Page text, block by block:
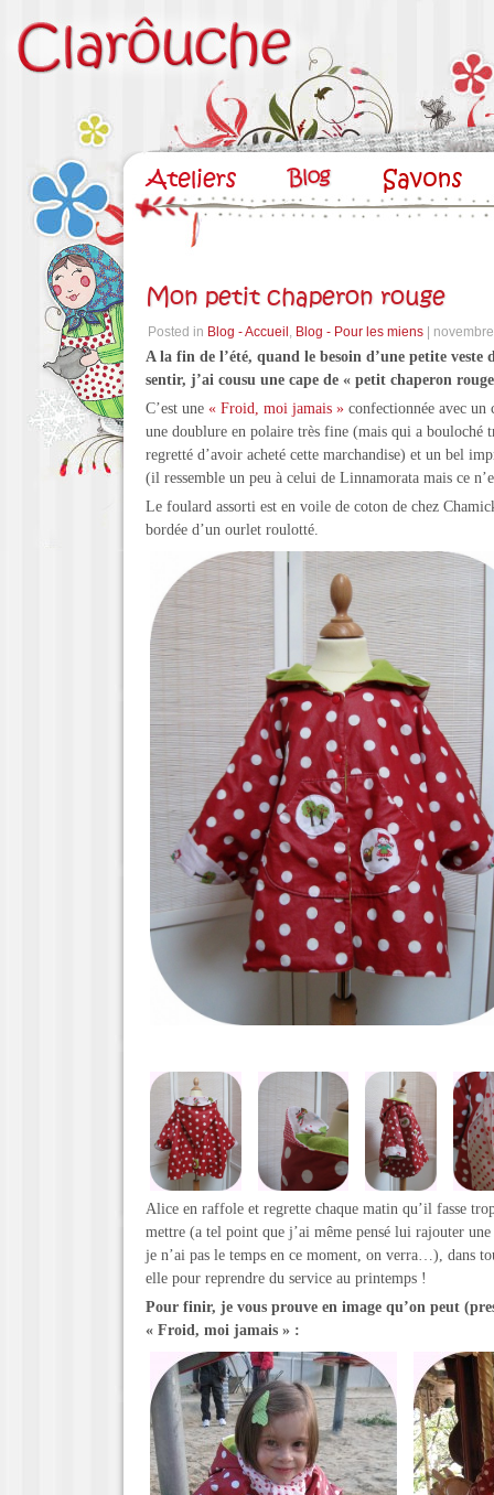
Mon petit chaperon rouge
Posted in Blog - Accueil , Blog - Pour les miens |
A la fin de l’été, quand le besoin d’une petite veste
sentir, j’ai cousu une cape de « petit chaperon
C’est une « Froid, moi jamais » confectionnée avec un
une doublure en polaire très fine (mais qui a bouloché
regretté d’avoir acheté cette marchandise) et un bel
(il ressemble un peu à celui de Linnamorata mais ce
Le foulard assorti est en voile de coton de chez
bordée d’un ourlet roulotté.
Alice en raffole et regrette chaque matin qu’il fasse
mettre (a tel point que j’ai même pensé lui rajouter
je n’ai pas le temps en ce moment, on verra…), dans
elle pour reprendre du service au printemps !
Pour finir, je vous prouve en image qu’on peut
« Froid, moi jamais » :